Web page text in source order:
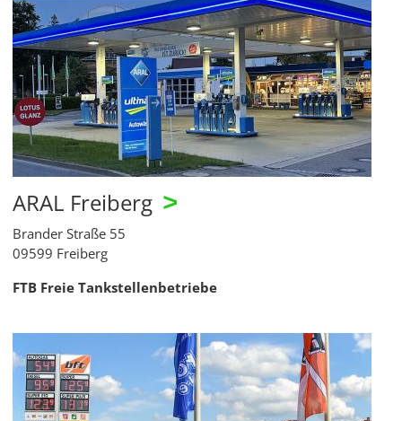
ARAL Freiberg >
Brander Straße 55
09599 Freiberg
FTB Freie Tankstellenbetriebe